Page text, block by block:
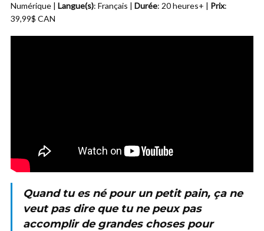
Numérique | Langue(s): Français | Durée: 20 heures+ | Prix:
39,99$ CAN
Quand tu es né pour un petit pain, ça ne
veut pas dire que tu ne peux pas
accomplir de grandes choses pour